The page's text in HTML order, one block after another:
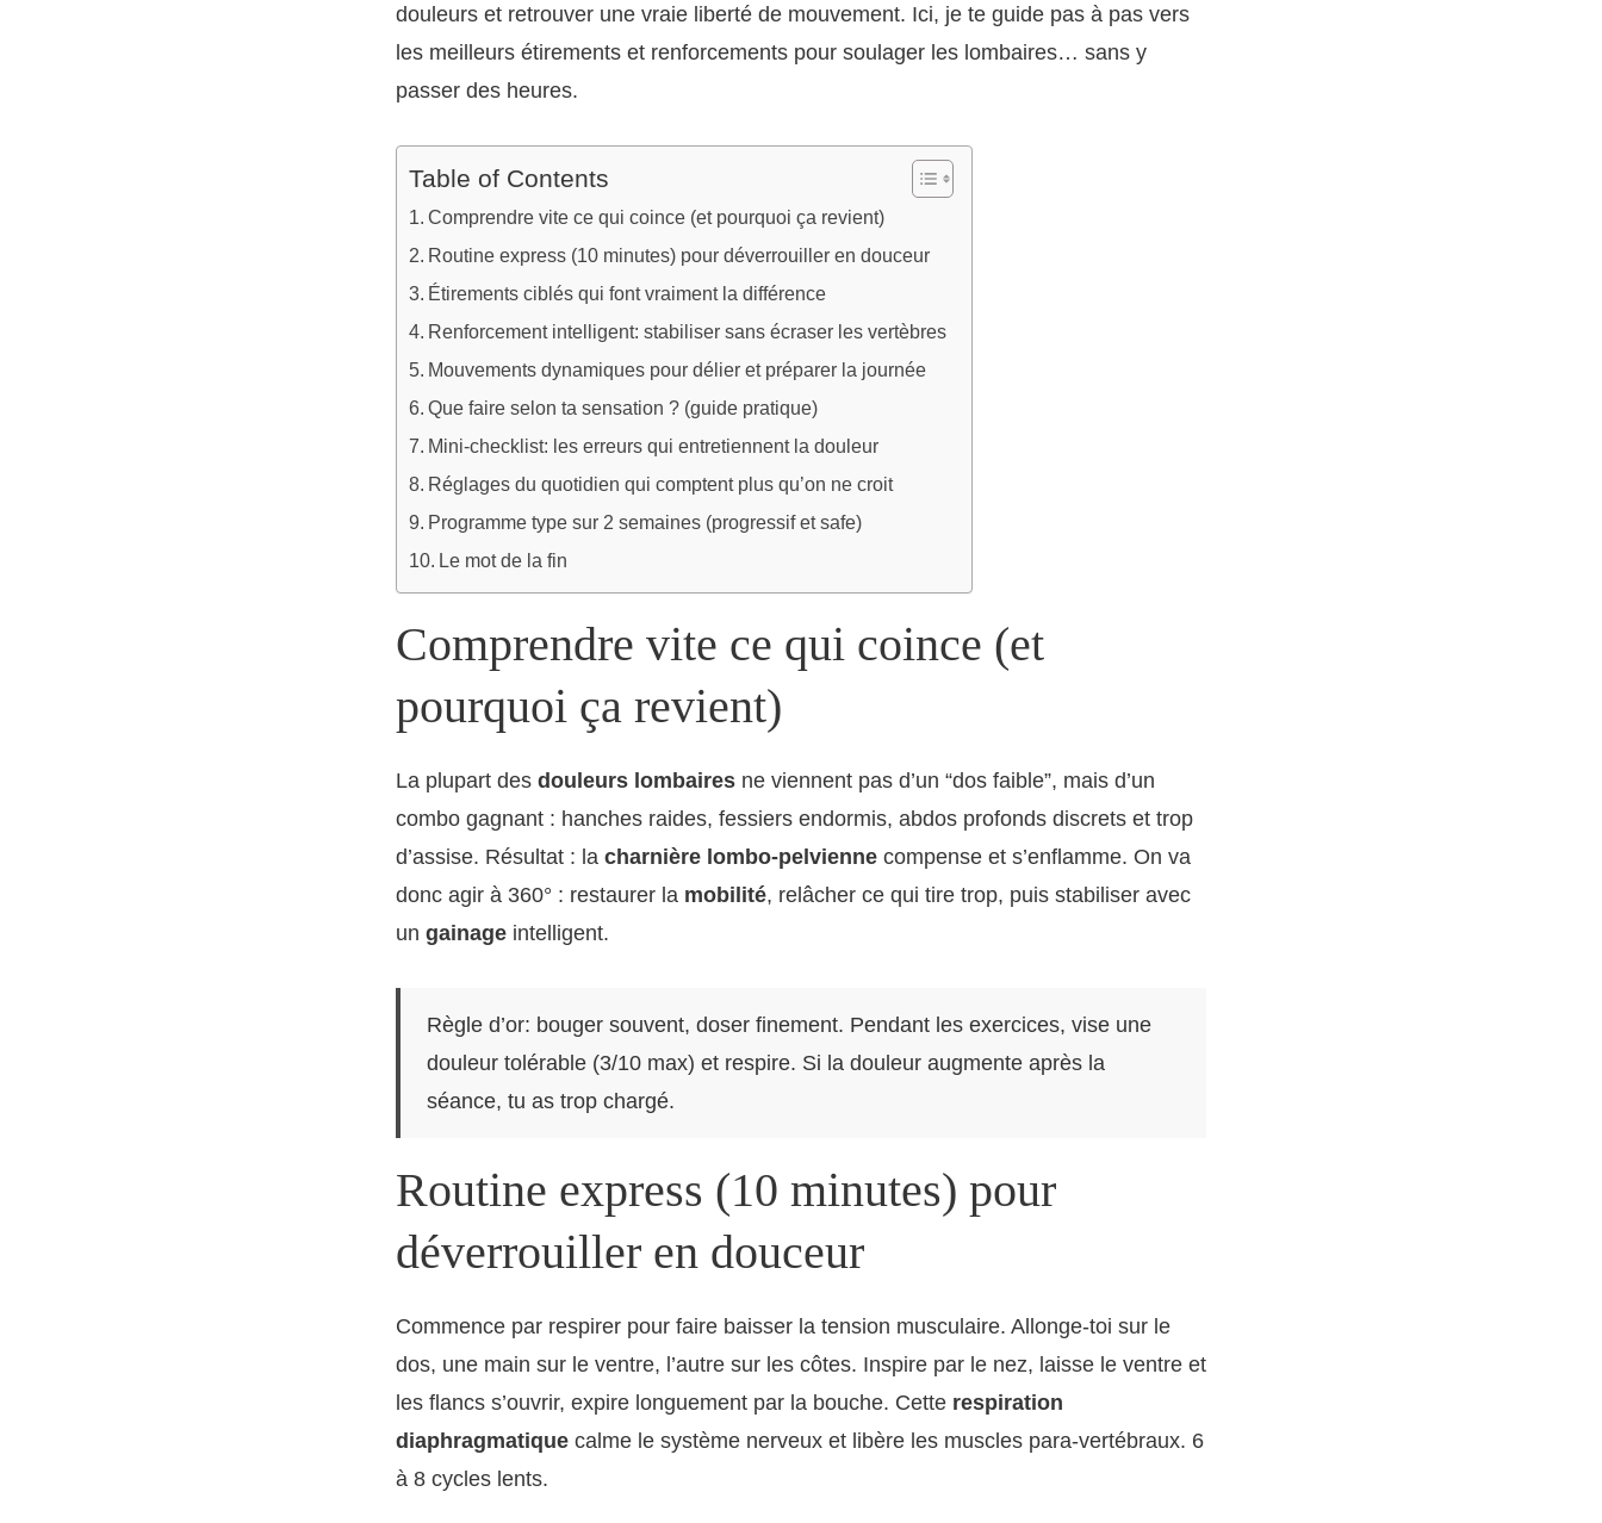
douleurs et retrouver une vraie liberté de mouvement. Ici, je te guide pas à pas vers
les meilleurs étirements et renforcements pour soulager les lombaires… sans y
passer des heures.
Table of Contents
Comprendre vite ce qui coince (et pourquoi ça revient)
Routine express (10 minutes) pour déverrouiller en douceur
Étirements ciblés qui font vraiment la différence
Renforcement intelligent: stabiliser sans écraser les vertèbres
Mouvements dynamiques pour délier et préparer la journée
Que faire selon ta sensation ? (guide pratique)
Mini-checklist: les erreurs qui entretiennent la douleur
Réglages du quotidien qui comptent plus qu’on ne croit
Programme type sur 2 semaines (progressif et safe)
Le mot de la fin
Comprendre vite ce qui coince (et
pourquoi ça revient)
La plupart des douleurs lombaires ne viennent pas d’un “dos faible”, mais d’un
combo gagnant : hanches raides, fessiers endormis, abdos profonds discrets et trop
d’assise. Résultat : la charnière lombo-pelvienne compense et s’enflamme. On va
donc agir à 360° : restaurer la mobilité, relâcher ce qui tire trop, puis stabiliser avec
un gainage intelligent.
Règle d’or: bouger souvent, doser finement. Pendant les exercices, vise une
douleur tolérable (3/10 max) et respire. Si la douleur augmente après la
séance, tu as trop chargé.
Routine express (10 minutes) pour
déverrouiller en douceur
Commence par respirer pour faire baisser la tension musculaire. Allonge-toi sur le
dos, une main sur le ventre, l’autre sur les côtes. Inspire par le nez, laisse le ventre et
les flancs s’ouvrir, expire longuement par la bouche. Cette respiration
diaphragmatique calme le système nerveux et libère les muscles para-vertébraux. 6
à 8 cycles lents.